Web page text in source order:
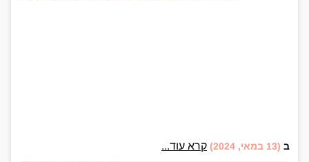
ב (13 במאי, 2024) קרא עוד...